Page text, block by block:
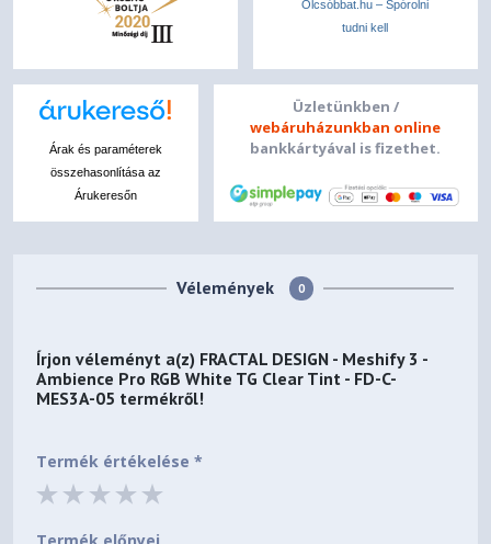
Package dimensions
Net weight
8.7 kg (Solid) 8.8 kg (TG and RGB) 9.1 kg (Ambience Pro
RGB)
Olcsóbbat.hu – Spórolni
tudni kell
Árak és paraméterek
összehasonlítása az
Árukeresőn
Üzletünkben /
webáruházunkban online
bankkártyával is fizethet.
Vélemények 0
Írjon véleményt a(z) FRACTAL DESIGN - Meshify 3 -
Ambience Pro RGB White TG Clear Tint - FD-C-
MES3A-05 termékről!
Termék értékelése *